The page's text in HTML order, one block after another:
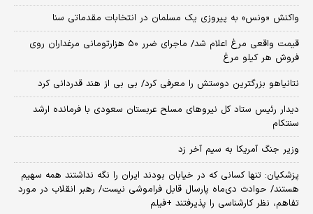
واکنش «ونس» به پیروزی یک مسلمان در انتخابات مقدماتی سنا
قیمت واقعی مرغ اعلام شد/ ماجرای ضرر ۵۰ هزارتومانی مرغداران روی
فروش هر کیلو مرغ
نتانیاهو بزرگترین دوستش را معرفی کرد/ بی بی از هند قدردانی کرد
دیدار رئیس ستاد کل نیروهای مسلح عربستان سعودی با فرمانده ارشد
سنتکام
وزیر جنگ آمریکا به سیم آخر زد
پزشکیان: تنها کسانی که در خیابان بودند ایران را نگه نداشتند همه سهیم
هستند/ حوادث دی‌ماه پارسال قابل فراموشی نیست/ رهبر انقلاب در مورد
تفاهم، نظر کارشناسی را پذیرفتند +فیلم